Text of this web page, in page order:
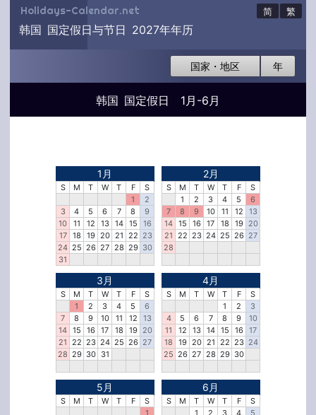
Holidays-Calendar.net 简 繁
韩国 国定假日与节日 2027年年历
国家・地区 年
韩国 国定假日 1月-6月
1月
S M T W T F
S
1
2
3
4 5 6 7 8
9
10
11 12 13 14 15
16
17
18 19 20 21 22 23
24 25 26 27 28 29 30
31
2月
S M T W T F
S
1
2 3 4 5
6
7
8 9 10 11 12
13
14 15 16 17 18 19
20
21 22 23 24 25 26 27
28
3月
S M T W T F
S
1
2 3 4 5
6
7
8 9 10 11 12
13
14 15 16 17 18 19
20
21 22 23 24 25 26 27
28 29 30 31
4月
S M T W T F
S
1
2
3
4
5 6 7 8 9
10
11
12 13 14 15 16
17
18
19 20 21 22 23 24
25 26 27 28 29 30
5月
S M T W T F
S
1
6月
S M T W T F
S
1
2 3 4
5